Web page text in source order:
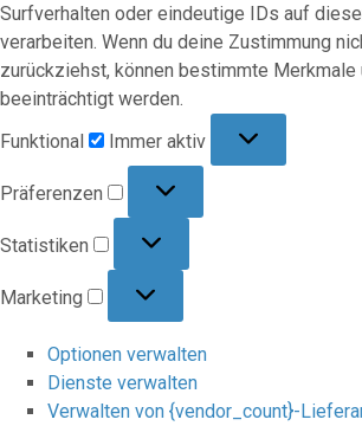
Surfverhalten oder eindeutige IDs auf
verarbeiten. Wenn du deine Zustimmung
zurückziehst, können bestimmte Merkmale
beeinträchtigt werden.
Funktional
Immer aktiv
Präferenzen
Statistiken
Marketing
Optionen verwalten
Dienste verwalten
Verwalten von {vendor_count}-